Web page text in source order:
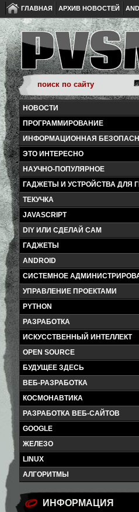
ГЛАВНАЯ АРХИВ НОВОСТЕЙ
НОВОСТИ
ПРОГРАММИРОВАНИЕ
ИНФОРМАЦИОННАЯ
ЭТО ИНТЕРЕСНО
НАУЧНО-ПОПУЛЯРНОЕ
ГАДЖЕТЫ И УСТРОЙСТВА ДЛЯ
ТЕКУЧКА
JAVASCRIPT
DIY ИЛИ СДЕЛАЙ САМ
ГАДЖЕТЫ
ANDROID
СИСТЕМНОЕ
УПРАВЛЕНИЕ ПРОЕКТАМИ
PYTHON
РАЗРАБОТКА
ИСКУССТВЕННЫЙ ИНТЕЛЛЕКТ
OPEN SOURCE
БУДУЩЕЕ ЗДЕСЬ
ВЕБ-РАЗРАБОТКА
КОСМОНАВТИКА
РАЗРАБОТКА ВЕБ-САЙТОВ
GOOGLE
ЖЕЛЕЗО
LINUX
АЛГОРИТМЫ
ИНФОРМАЦИЯ